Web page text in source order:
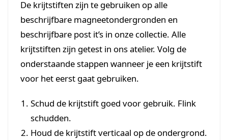
De krijtstiften zijn te gebruiken op alle
beschrijfbare magneetondergronden en
beschrijfbare post it’s in onze collectie. Alle
krijtstiften zijn getest in ons atelier. Volg de
onderstaande stappen wanneer je een krijtstift
voor het eerst gaat gebruiken.
Schud de krijtstift goed voor gebruik. Flink
schudden.
Houd de krijtstift verticaal op de ondergrond.